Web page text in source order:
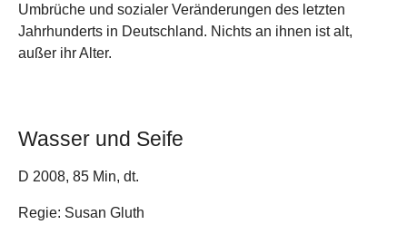
Umbrüche und sozialer Veränderungen des letzten
Jahrhunderts in Deutschland. Nichts an ihnen ist alt,
außer ihr Alter.
Wasser und Seife
D 2008, 85 Min, dt.
Regie: Susan Gluth